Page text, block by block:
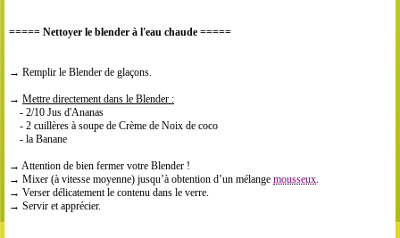
===== Nettoyer le blender à l'eau chaude =====
→ Remplir le Blender de glaçons.
→ Mettre directement dans le Blender :
- 2/10 Jus d'Ananas
- 2 cuillères à soupe de Crème de Noix de coco
- la Banane
→ Attention de bien fermer votre Blender !
→ Mixer (à vitesse moyenne) jusqu’à obtention d’un mélange mousseux.
→ Verser délicatement le contenu dans le verre.
→ Servir et apprécier.